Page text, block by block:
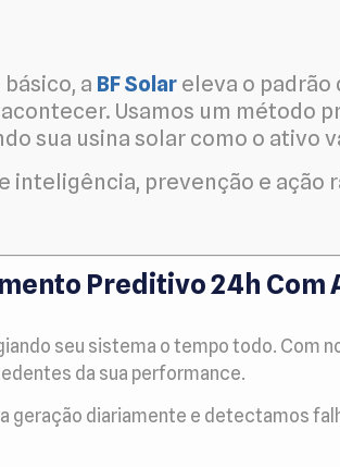
a BF Solar eleva o padrão
Usamos um método
sua usina solar como o ativo
inteligência, prevenção e ação
Preditivo 24h Com
seu sistema o tempo todo. Com
da sua performance.
geração diariamente e detectamos